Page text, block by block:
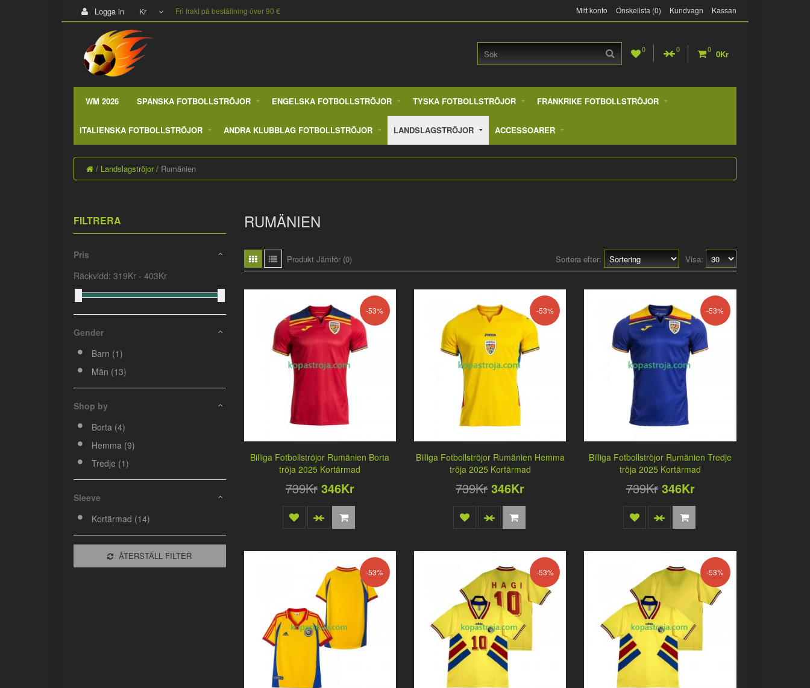
Logga in Kr Fri frakt på beställning över 90 € Mitt konto Önskelista (0) Kundvagn Kassan
0 0 0 0Kr
WM 2026 SPANSKA FOTBOLLSTRÖJOR ENGELSKA FOTBOLLSTRÖJOR TYSKA FOTBOLLSTRÖJOR FRANKRIKE FOTBOLLSTRÖJOR
ITALIENSKA FOTBOLLSTRÖJOR ANDRA KLUBBLAG FOTBOLLSTRÖJOR LANDSLAGSTRÖJOR ACCESSOARER
Landslagströjor Rumänien
FILTRERA
Pris
Räckvidd: 319Kr - 403Kr
Gender
Barn (1)
Män (13)
Shop by
Borta (4)
Hemma (9)
Tredje (1)
Sleeve
Kortärmad (14)
ÅTERSTÄLL FILTER
RUMÄNIEN
Visa:
Sortera efter:
Produkt Jämför (0)
-53%
Billiga Fotbollströjor Rumänien Borta
tröja 2025 Kortärmad
739Kr 346Kr
-53%
Billiga Fotbollströjor Rumänien Hemma
tröja 2025 Kortärmad
739Kr 346Kr
-53%
Billiga Fotbollströjor Rumänien Tredje
tröja 2025 Kortärmad
739Kr 346Kr
-53% -53% -53%